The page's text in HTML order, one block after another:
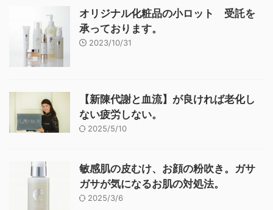
オリジナル化粧品の小ロット 受託を
承っております。
2023/10/31
【新陳代謝と血流】が良ければ老化し
ない疲労しない。
2025/5/10
敏感肌の皮むけ、お顔の粉吹き。ガサ
ガサが気になるお肌の対処法。
2025/3/6